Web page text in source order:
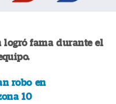
logró fama durante el
robo en
10